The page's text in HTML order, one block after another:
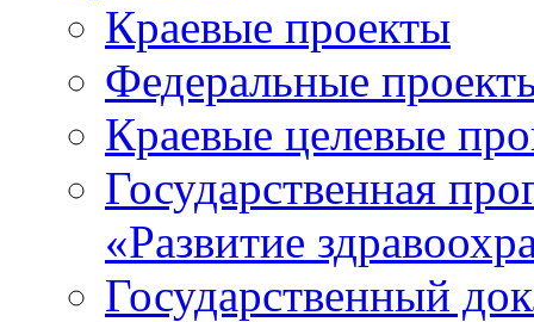
Краевые проекты
Федеральные
Краевые целевые
Государственная
«Развитие
Государственный